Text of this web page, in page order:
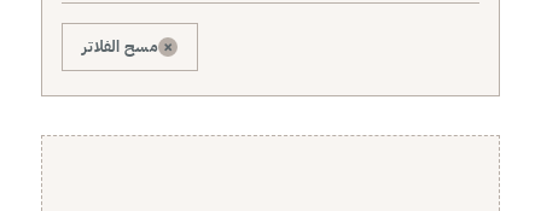
× مسح الفلاتر